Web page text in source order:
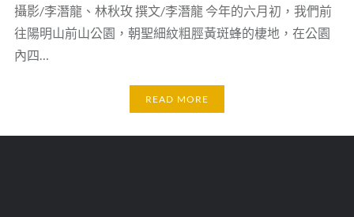
攝影/李潛龍、林秋玫 撰文/李潛龍 今年的六月初，我們前
往陽明山前山公園，朝聖細紋粗脛黃斑蜂的棲地，在公園
內四…
READ MORE